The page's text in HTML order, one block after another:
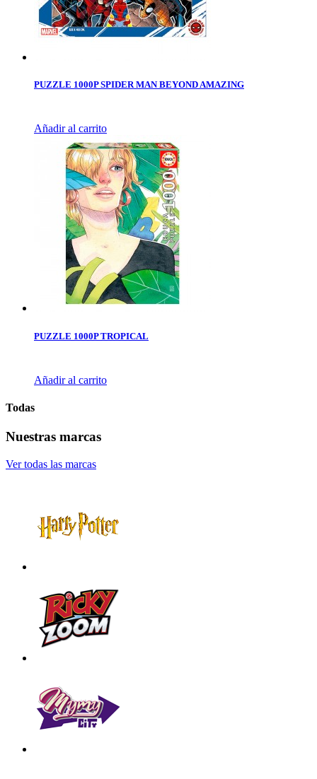
PUZZLE 1000P SPIDER MAN BEYOND AMAZING
Añadir al carrito
PUZZLE 1000P TROPICAL
Añadir al carrito
Todas
Nuestras marcas
Ver todas las marcas